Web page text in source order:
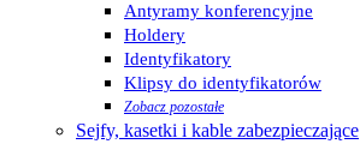
Antyramy konferencyjne
Holdery
Identyfikatory
Klipsy do identyfikatorów
Zobacz pozostałe
Sejfy, kasetki i kable zabezpieczające